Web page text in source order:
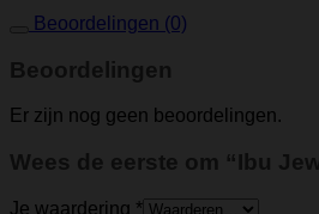
Beoordelingen (0)
Beoordelingen
Er zijn nog geen beoordelingen.
Wees de eerste om “Ibu
Je waardering *